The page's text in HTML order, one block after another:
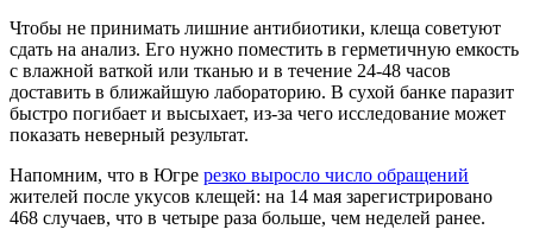
Чтобы не принимать лишние антибиотики, клеща советуют
сдать на анализ. Его нужно поместить в герметичную емкость
с влажной ваткой или тканью и в течение 24-48 часов
доставить в ближайшую лабораторию. В сухой банке паразит
быстро погибает и высыхает, из-за чего исследование может
показать неверный результат.
Напомним, что в Югре резко выросло число обращений
жителей после укусов клещей: на 14 мая зарегистрировано
468 случаев, что в четыре раза больше, чем неделей ранее.